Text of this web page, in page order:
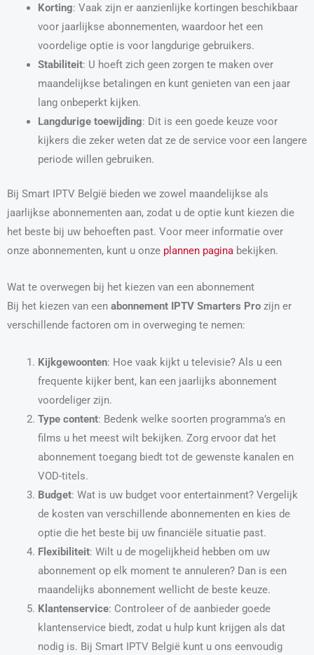
Korting: Vaak zijn er aanzienlijke kortingen beschikbaar
voor jaarlijkse abonnementen, waardoor het een
voordelige optie is voor langdurige gebruikers.
Stabiliteit: U hoeft zich geen zorgen te maken over
maandelijkse betalingen en kunt genieten van een jaar
lang onbeperkt kijken.
Langdurige toewijding: Dit is een goede keuze voor
kijkers die zeker weten dat ze de service voor een langere
periode willen gebruiken.
Bij Smart IPTV België bieden we zowel maandelijkse als
jaarlijkse abonnementen aan, zodat u de optie kunt kiezen die
het beste bij uw behoeften past. Voor meer informatie over
onze abonnementen, kunt u onze plannen pagina bekijken.
Wat te overwegen bij het kiezen van een abonnement
Bij het kiezen van een abonnement IPTV Smarters Pro zijn er
verschillende factoren om in overweging te nemen:
Kijkgewoonten: Hoe vaak kijkt u televisie? Als u een
frequente kijker bent, kan een jaarlijks abonnement
voordeliger zijn.
Type content: Bedenk welke soorten programma’s en
films u het meest wilt bekijken. Zorg ervoor dat het
abonnement toegang biedt tot de gewenste kanalen en
VOD-titels.
Budget: Wat is uw budget voor entertainment? Vergelijk
de kosten van verschillende abonnementen en kies de
optie die het beste bij uw financiële situatie past.
Flexibiliteit: Wilt u de mogelijkheid hebben om uw
abonnement op elk moment te annuleren? Dan is een
maandelijks abonnement wellicht de beste keuze.
Klantenservice: Controleer of de aanbieder goede
klantenservice biedt, zodat u hulp kunt krijgen als dat
nodig is. Bij Smart IPTV België kunt u ons eenvoudig